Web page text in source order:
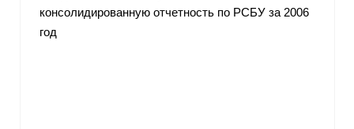
консолидированную отчетность по РСБУ за 2006
год